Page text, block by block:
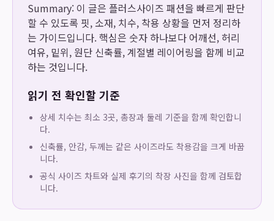
Summary: 이 글은 플러스사이즈 패션을 빠르게 판단
할 수 있도록 핏, 소재, 치수, 착용 상황을 먼저 정리하
는 가이드입니다. 핵심은 숫자 하나보다 어깨선, 허리
여유, 밑위, 원단 신축률, 계절별 레이어링을 함께 비교
하는 것입니다.
읽기 전 확인할 기준
상세 치수는 최소 3곳, 총장과 둘레 기준을 함께 확인합니
다.
신축률, 안감, 두께는 같은 사이즈라도 착용감을 크게 바꿉
니다.
공식 사이즈 차트와 실제 후기의 착장 사진을 함께 검토합
니다.